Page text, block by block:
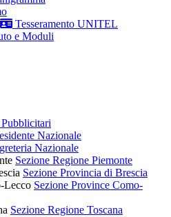
Tesseramento UNITEL
e Moduli
Pubblicitari
Nazionale
Nazionale
Sezione Regione Piemonte
Sezione Provincia di Brescia
Lecco Sezione Province Como-
Sezione Regione Toscana